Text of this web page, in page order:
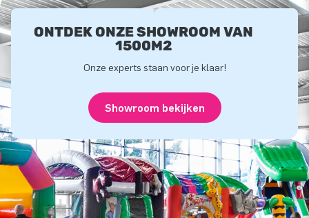
ONTDEK ONZE SHOWROOM VAN
1500M2
Onze experts staan voor je klaar!
Showroom bekijken